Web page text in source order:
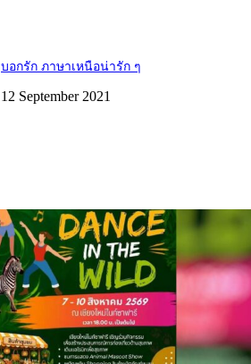
บอกรัก ภาษาเหนือน่ารัก ๆ
12 September 2021